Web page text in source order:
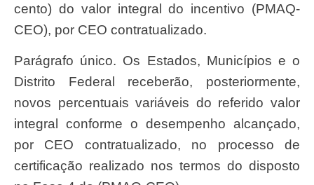
cento) do valor integral do incentivo (PMAQ-
CEO), por CEO contratualizado.
Parágrafo único. Os Estados, Municípios e o
Distrito Federal receberão, posteriormente,
novos percentuais variáveis do referido valor
integral conforme o desempenho alcançado,
por CEO contratualizado, no processo de
certificação realizado nos termos do disposto